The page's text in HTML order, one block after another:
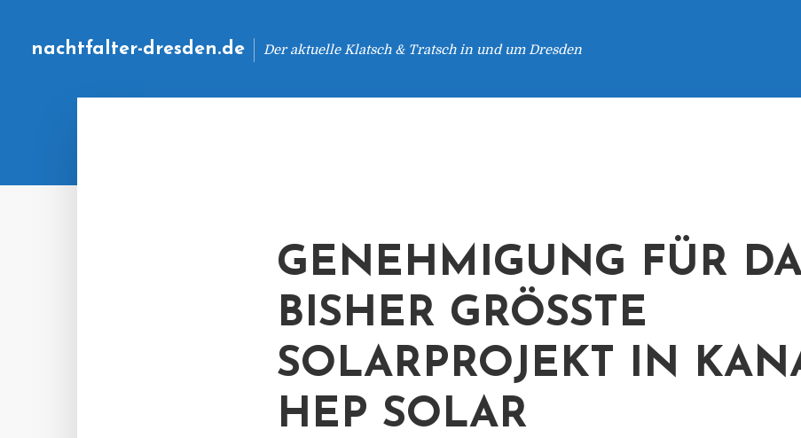
nachtfalter-dresden.de Der aktuelle Klatsch & Tratsch in und um Dresden
GENEHMIGUNG FÜR
BISHER GRÖSSTE S
OLARPROJEKT IN
EP SOLAR